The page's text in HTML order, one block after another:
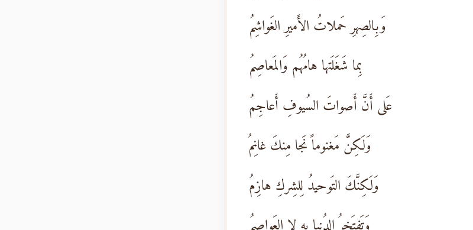
وَبِالصِهرِ حَملاتُ الأَميرِ الغَواشِمُ
بِما شَغَلَتها هامُهُم وَالمَعاصِمُ
عَلى أَنَّ أَصواتَ السُيوفِ أَعاجِمُ
وَلَكِنَّ مَغنوماً نَجا مِنكَ غانِمُ
وَلَكِنَّكَ التَوحيدُ لِلشِركِ هازِمُ